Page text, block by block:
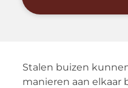
Stalen buizen
manieren aan elkaar